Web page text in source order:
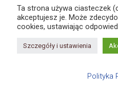
Ta strona używa ciasteczek
akceptujesz je. Może
cookies, ustawiając
Szczegóły i ustawienia
Polityka